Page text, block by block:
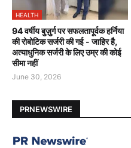
HEALTH
94 वर्षीय बुज़ुर्ग पर सफलतापूर्वक हर्निया
की रोबोटिक सर्जरी की गई - जाहिर है,
अत्याधुनिक सर्जरी के लिए उम्र की कोई
सीमा नहीं
June 30, 2026
PRNEWSWIRE